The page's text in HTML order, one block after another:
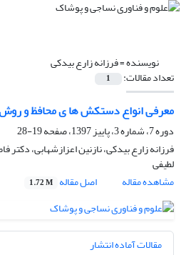
نویسنده =فرزانه زارع بیدکی
تعداد مقالات: 1
معرفی انواع دستکش ها ی محافظ و روش
دوره 7، شماره 3، پاییز 1397، صفحه
19-28
فرزانه زارع بیدکی، نازنین اعزازشهابی،
لطیفی
مشاهده مقاله
اصل مقاله 1.72 M
مقالات آماده انتشار